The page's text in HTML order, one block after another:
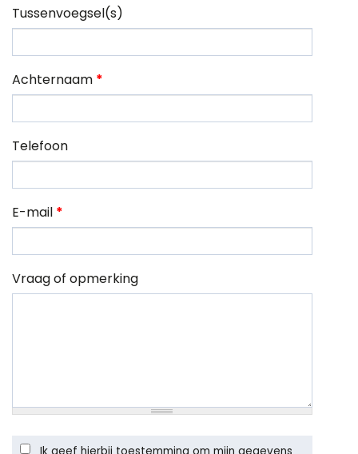
Tussenvoegsel(s)
Achternaam *
Telefoon
E-mail *
Vraag of opmerking